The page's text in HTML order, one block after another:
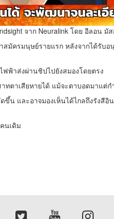
จาก Neuralink โดย อีลอน มั
มัครมนุษย์รายแรก หลังจากได้รับอ
ฟ้าส่งผ่านชิปไปยังสมองโดยตรง
ทตาเสียหายได้ แม้จะตาบอดมาแต่ก
น และอาจมองเห็นได้ไกลถึงรังสีอิ
นเดิม